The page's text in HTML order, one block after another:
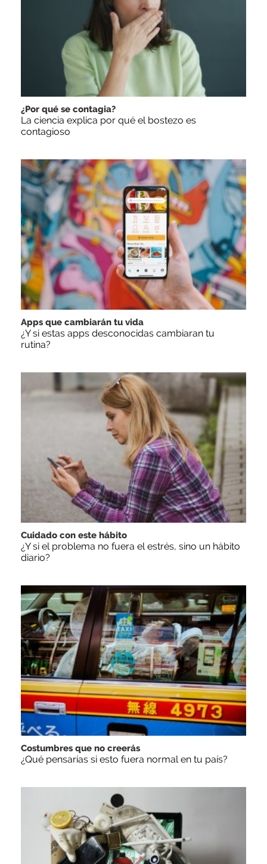
¿Por qué se contagia?
La ciencia explica por qué el bostezo es
contagioso
Apps que cambiarán tu vida
¿Y si estas apps desconocidas cambiaran tu
rutina?
Cuidado con este hábito
¿Y si el problema no fuera el estrés, sino un hábito
diario?
Costumbres que no creerás
¿Qué pensarías si esto fuera normal en tu país?